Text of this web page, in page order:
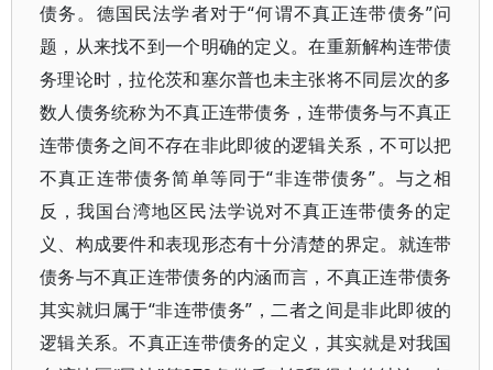
债务。德国民法学者对于“何谓不真正连带债务”问
题，从来找不到一个明确的定义。在重新解构连带债
务理论时，拉伦茨和塞尔普也未主张将不同层次的多
数人债务统称为不真正连带债务，连带债务与不真正
连带债务之间不存在非此即彼的逻辑关系，不可以把
不真正连带债务简单等同于“非连带债务”。与之相
反，我国台湾地区民法学说对不真正连带债务的定
义、构成要件和表现形态有十分清楚的界定。就连带
债务与不真正连带债务的内涵而言，不真正连带债务
其实就归属于“非连带债务”，二者之间是非此即彼的
逻辑关系。不真正连带债务的定义，其实就是对我国